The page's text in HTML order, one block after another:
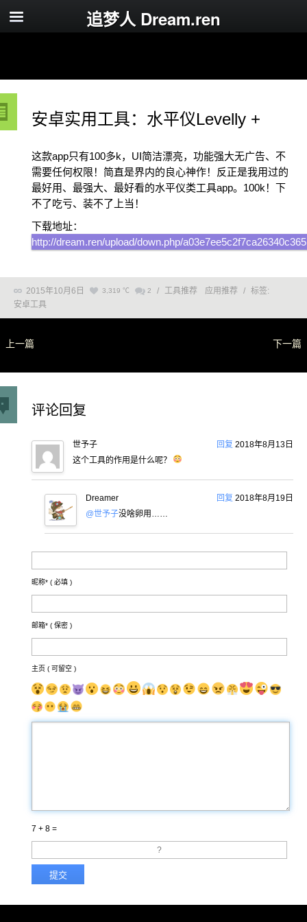
追梦人 Dream.ren
安卓实用工具：水平仪Levelly +
这款app只有100多k，UI简洁漂亮，功能强大无广告、不
需要任何权限！简直是界内的良心神作！反正是我用过的
最好用、最强大、最好看的水平仪类工具app。100k！下
不了吃亏、装不了上当！
下载地址：
http://dream.ren/upload/down.php/
2015年10月6日 3,319 ℃ 2 / 工具推荐 应用推荐 / 标签:
安卓工具
上一篇 下一篇
评论回复
回复 2018年8月13日
世予子
这个工具的作用是什么呢？
回复 2018年8月19日
Dreamer
@世予子没啥卵用……
昵称* ( 必填 )
邮箱* ( 保密 )
主页 ( 可留空 )
7 + 8 =